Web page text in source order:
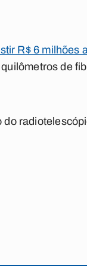
R$ 6 milhões
de